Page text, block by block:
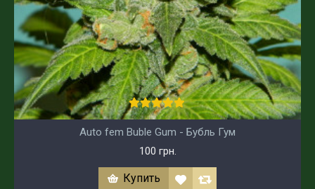
Auto fem Buble Gum - Бубль Гум
100 грн.
Купить